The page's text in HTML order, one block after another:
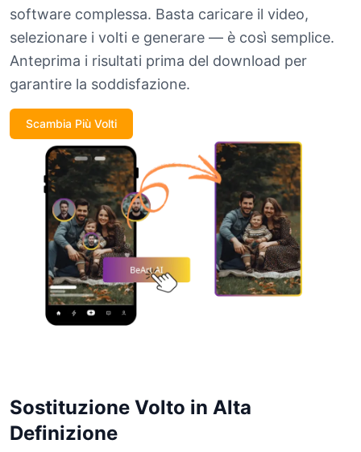
software complessa. Basta caricare il video,
selezionare i volti e generare — è così semplice.
Anteprima i risultati prima del download per
garantire la soddisfazione.
Scambia Più Volti
Sostituzione Volto in Alta
Definizione